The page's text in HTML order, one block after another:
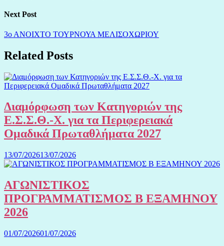
Next Post
3ο ΑΝΟΙΧΤΟ ΤΟΥΡΝΟΥΑ ΜΕΛΙΣΟΧΩΡΙΟΥ
Related Posts
Διαμόρφωση των Κατηγοριών της
Ε.Σ.Σ.Θ.-Χ. για τα Περιφερειακά
Ομαδικά Πρωταθλήματα 2027
13/07/202613/07/2026
ΑΓΩΝΙΣΤΙΚΟΣ
ΠΡΟΓΡΑΜΜΑΤΙΣΜΟΣ Β ΕΞΑΜΗΝΟΥ
2026
01/07/202601/07/2026